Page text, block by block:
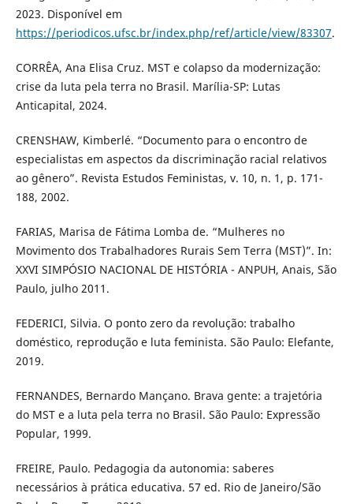
2023. Disponível em
https://periodicos.ufsc.br/index.php/ref/article/view/83307.
CORRÊA, Ana Elisa Cruz. MST e colapso da modernização:
crise da luta pela terra no Brasil. Marília-SP: Lutas
Anticapital, 2024.
CRENSHAW, Kimberlé. “Documento para o encontro de
especialistas em aspectos da discriminação racial relativos
ao gênero”. Revista Estudos Feministas, v. 10, n. 1, p. 171-
188, 2002.
FARIAS, Marisa de Fátima Lomba de. “Mulheres no
Movimento dos Trabalhadores Rurais Sem Terra (MST)”. In:
XXVI SIMPÓSIO NACIONAL DE HISTÓRIA - ANPUH, Anais, São
Paulo, julho 2011.
FEDERICI, Silvia. O ponto zero da revolução: trabalho
doméstico, reprodução e luta feminista. São Paulo: Elefante,
2019.
FERNANDES, Bernardo Mançano. Brava gente: a trajetória
do MST e a luta pela terra no Brasil. São Paulo: Expressão
Popular, 1999.
FREIRE, Paulo. Pedagogia da autonomia: saberes
necessários à prática educativa. 57 ed. Rio de Janeiro/São